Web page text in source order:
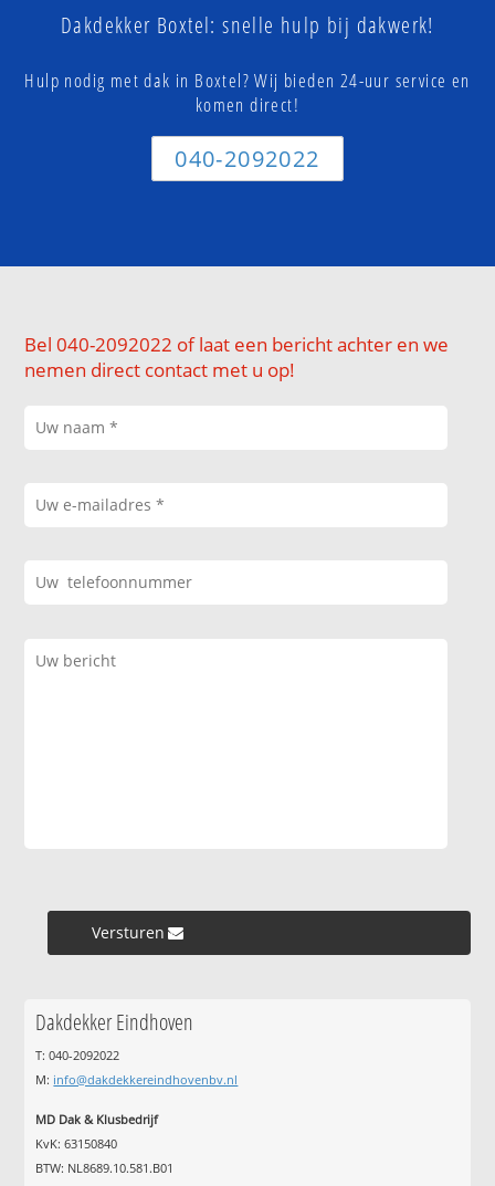
Dakdekker Boxtel: snelle hulp bij dakwerk!
Hulp nodig met dak in Boxtel? Wij bieden 24-uur service en
komen direct!
040-2092022
Bel 040-2092022 of laat een bericht achter en we
nemen direct contact met u op!
Versturen »
Dakdekker Eindhoven
T: 040-2092022
M: info@dakdekkereindhovenbv.nl
MD Dak & Klusbedrijf
KvK: 63150840
BTW: NL8689.10.581.B01